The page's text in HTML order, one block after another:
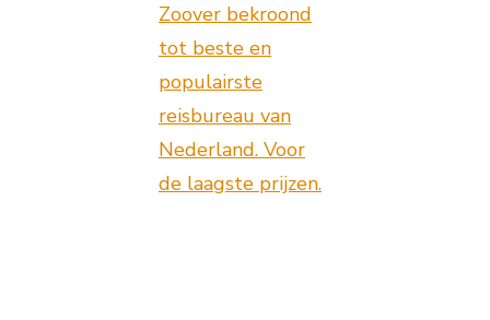
Zoover bekroond
tot beste en
populairste
reisbureau van
Nederland. Voor
de laagste prijzen.